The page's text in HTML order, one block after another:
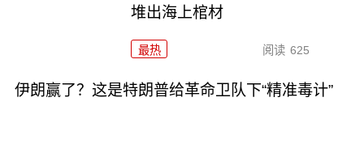
堆出海上棺材
最热 阅读 625
伊朗赢了？这是特朗普给革命卫队下“精准毒计”